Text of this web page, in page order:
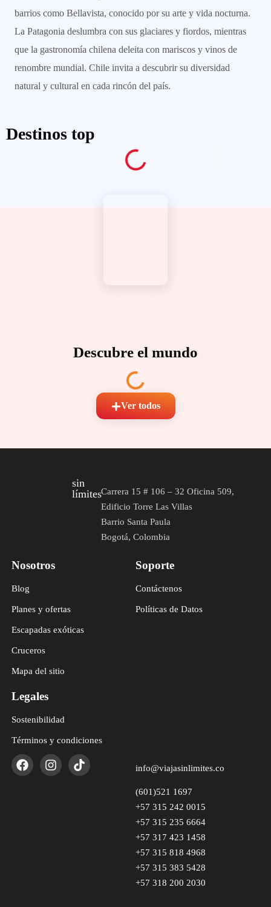
barrios como Bellavista, conocido por su arte y vida nocturna.
La Patagonia deslumbra con sus glaciares y fiordos, mientras
que la gastronomía chilena deleita con mariscos y vinos de
renombre mundial. Chile invita a descubrir su diversidad
natural y cultural en cada rincón del país.
Destinos top
Descubre el mundo
Ver todos
sin
límitesCarrera 15 # 106 – 32 Oficina 509,
Edificio Torre Las Villas
Barrio Santa Paula
Bogotá, Colombia
Nosotros
Blog
Planes y ofertas
Escapadas exóticas
Cruceros
Mapa del sitio
Soporte
Contáctenos
Políticas de Datos
Legales
Sostenibilidad
Términos y condiciones
info@viajasinlimites.co
(601)521 1697
+57 315 242 0015
+57 315 235 6664
+57 317 423 1458
+57 315 818 4968
+57 315 383 5428
+57 318 200 2030